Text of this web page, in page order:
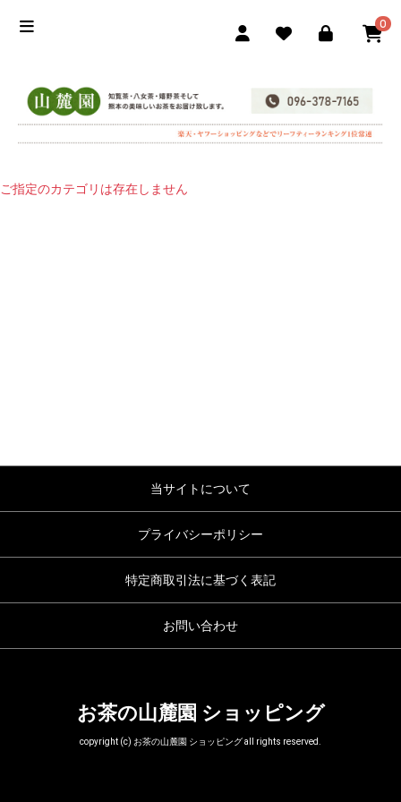
0
ご指定のカテゴリは存在しません
当サイトについて
プライバシーポリシー
特定商取引法に基づく表記
お問い合わせ
お茶の山麓園 ショッピング
copyright (c) お茶の山麓園 ショッピング all rights reserved.